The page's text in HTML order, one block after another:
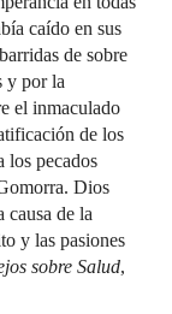
caído en sus
de sobre
y por la
el inmaculado
de los
los pecados
Dios
causa de la
y las pasiones
sobre Salud,